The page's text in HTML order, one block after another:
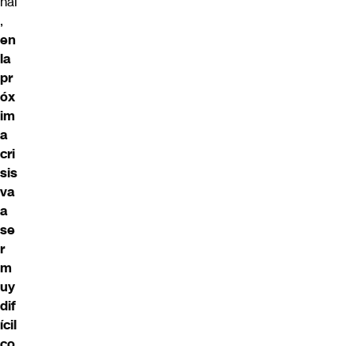
,
en
la
pr
óx
im
a
cri
sis
va
a
se
r
m
uy
dif
ícil